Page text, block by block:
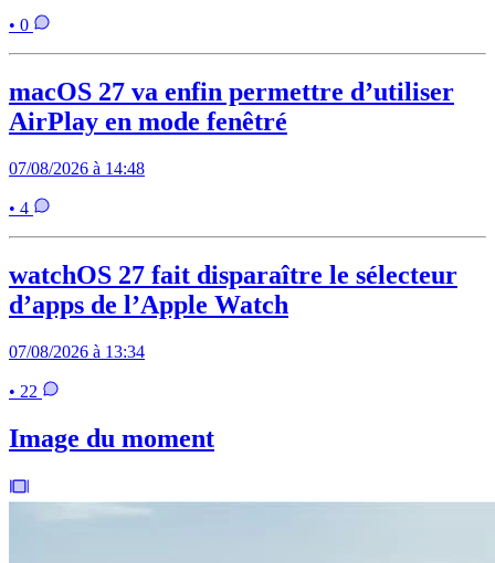
• 0
macOS 27 va enfin permettre d’utiliser
AirPlay en mode fenêtré
07/08/2026 à 14:48
• 4
watchOS 27 fait disparaître le sélecteur
d’apps de l’Apple Watch
07/08/2026 à 13:34
• 22
Image du moment